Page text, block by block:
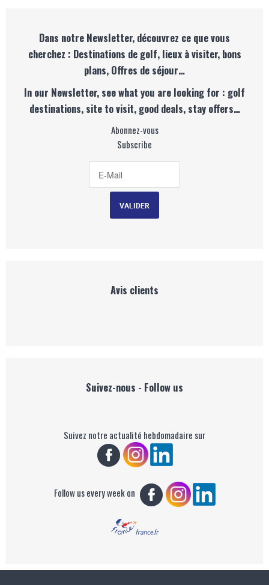
Dans notre Newsletter, découvrez ce que vous
cherchez : Destinations de golf, lieux à visiter, bons
plans, Offres de séjour…
In our Newsletter, see what you are looking for : golf
destinations, site to visit, good deals, stay offers…
Abonnez-vous
Subscribe
Avis clients
Suivez-nous - Follow us
Suivez notre actualité hebdomadaire sur
Follow us every week on